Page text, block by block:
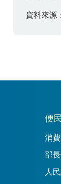
資料來源
便
消
部
人